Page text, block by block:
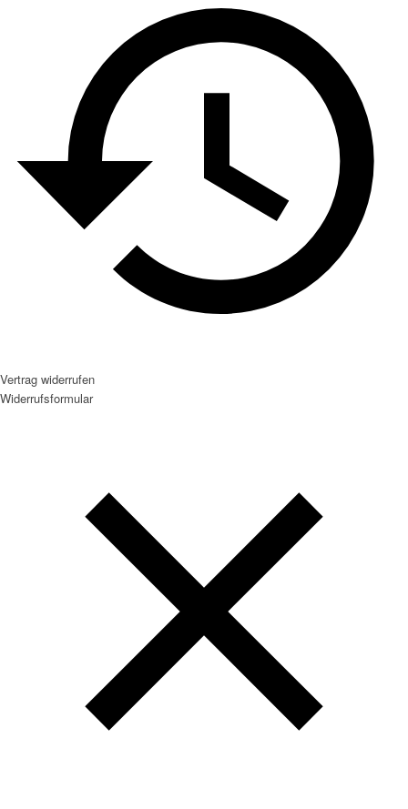
Vertrag widerrufen
Widerrufsformular